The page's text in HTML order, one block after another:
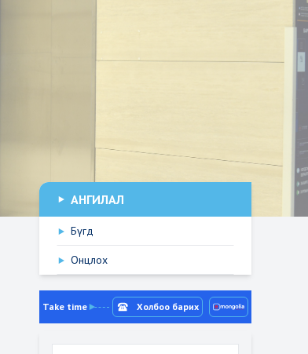
АНГИЛАЛ
Бүгд
Онцлох
Take time Холбоо барих